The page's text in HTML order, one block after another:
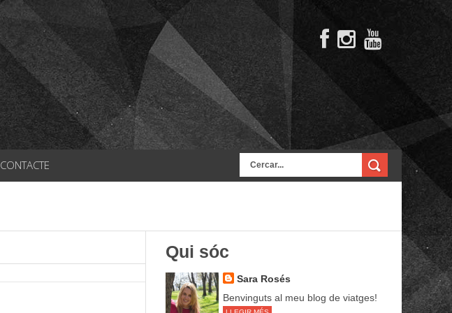
CONTACTE
Qui sóc
Sara Rosés
Benvinguts al meu blog de viatges!